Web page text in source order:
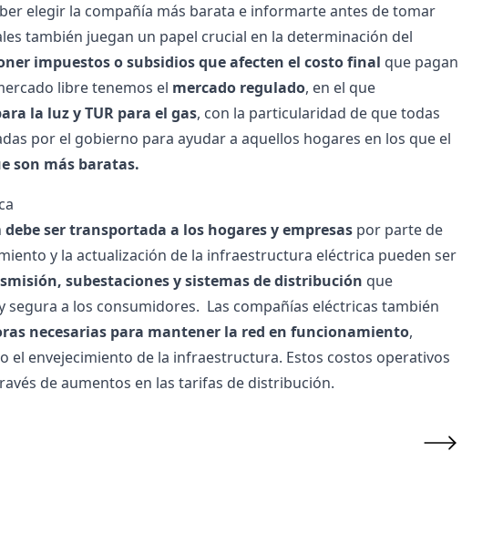
elegir la compañía más barata e informarte antes de tomar
también juegan un papel crucial en la determinación del
impuestos o subsidios que afecten el costo final que pagan
libre tenemos el mercado regulado, en el que
la luz y TUR para el gas, con la particularidad de que todas
por el gobierno para ayudar a aquellos hogares en los que el
son más baratas.
debe ser transportada a los hogares y empresas por parte de
y la actualización de la infraestructura eléctrica pueden ser
subestaciones y sistemas de distribución que
segura a los consumidores. Las compañías eléctricas también
necesarias para mantener la red en funcionamiento,
envejecimiento de la infraestructura. Estos costos operativos
de aumentos en las tarifas de distribución.